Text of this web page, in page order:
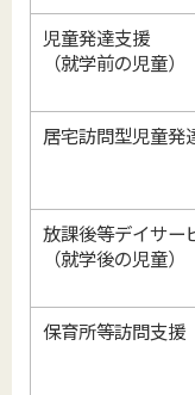
児童発達支援
（就学前の児童）
居宅訪問型児童発
放課後等デイサー
（就学後の児童）
保育所等訪問支援